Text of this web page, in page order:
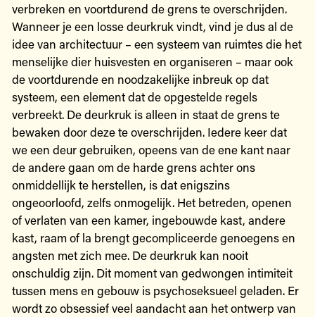
verbreken en voortdurend de grens te overschrijden.
Wanneer je een losse deurkruk vindt, vind je dus al de
idee van architectuur – een systeem van ruimtes die het
menselijke dier huisvesten en organiseren – maar ook
de voortdurende en noodzakelijke inbreuk op dat
systeem, een element dat de opgestelde regels
verbreekt. De deurkruk is alleen in staat de grens te
bewaken door deze te overschrijden. Iedere keer dat
we een deur gebruiken, opeens van de ene kant naar
de andere gaan om de harde grens achter ons
onmiddellijk te herstellen, is dat enigszins
ongeoorloofd, zelfs onmogelijk. Het betreden, openen
of verlaten van een kamer, ingebouwde kast, andere
kast, raam of la brengt gecompliceerde genoegens en
angsten met zich mee. De deurkruk kan nooit
onschuldig zijn. Dit moment van gedwongen intimiteit
tussen mens en gebouw is psychoseksueel geladen. Er
wordt zo obsessief veel aandacht aan het ontwerp van